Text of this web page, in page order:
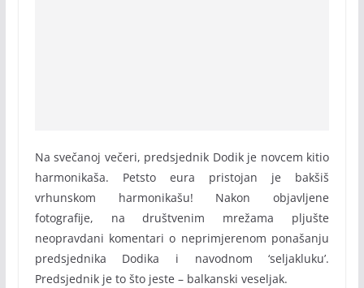
Na svečanoj večeri, predsjednik Dodik je novcem kitio
harmonikaša. Petsto eura pristojan je bakšiš
vrhunskom harmonikašu! Nakon objavljene
fotografije, na društvenim mrežama pljušte
neopravdani komentari o neprimjerenom ponašanju
predsjednika Dodika i navodnom ‘seljakluku’.
Predsjednik je to što jeste – balkanski veseljak.